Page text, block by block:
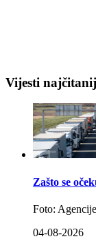
Vijesti
Zašto se
Foto:
04-08-2026